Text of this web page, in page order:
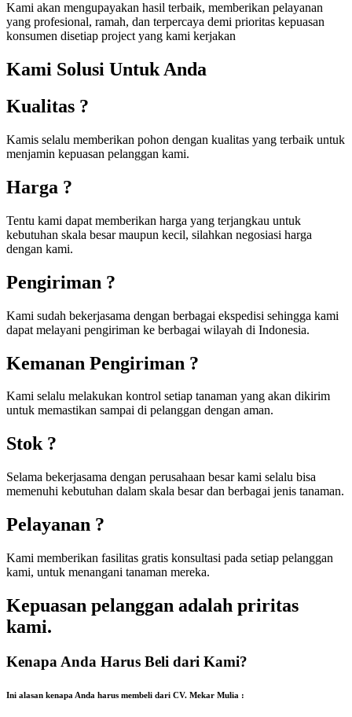
Kami akan mengupayakan hasil terbaik, memberikan pelayanan
yang profesional, ramah, dan terpercaya demi prioritas kepuasan
konsumen disetiap project yang kami kerjakan
Kami Solusi Untuk Anda
Kualitas ?
Kamis selalu memberikan pohon dengan kualitas yang terbaik untuk
menjamin kepuasan pelanggan kami.
Harga ?
Tentu kami dapat memberikan harga yang terjangkau untuk
kebutuhan skala besar maupun kecil, silahkan negosiasi harga
dengan kami.
Pengiriman ?
Kami sudah bekerjasama dengan berbagai ekspedisi sehingga kami
dapat melayani pengiriman ke berbagai wilayah di Indonesia.
Kemanan Pengiriman ?
Kami selalu melakukan kontrol setiap tanaman yang akan dikirim
untuk memastikan sampai di pelanggan dengan aman.
Stok ?
Selama bekerjasama dengan perusahaan besar kami selalu bisa
memenuhi kebutuhan dalam skala besar dan berbagai jenis tanaman.
Pelayanan ?
Kami memberikan fasilitas gratis konsultasi pada setiap pelanggan
kami, untuk menangani tanaman mereka.
Kepuasan pelanggan adalah priritas
kami.
Kenapa Anda Harus Beli dari Kami?
Ini alasan kenapa Anda harus membeli dari CV. Mekar Mulia :